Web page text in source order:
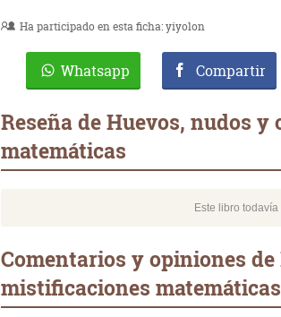
Ha participado en esta ficha:yiyolon
Whatsapp Compartir
Reseña de Huevos, nudos
matemáticas
Este libro
Comentarios y opiniones
mistificaciones matemáticas